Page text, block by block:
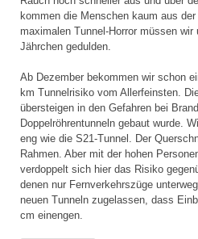
kommen die Menschen kaum aus
maximalen Tunnel-Horror müssen
Jährchen gedulden.
Ab Dezember bekommen wir schon
km Tunnelrisiko vom Allerfeinsten.
übersteigen in den Gefahren bei
Doppelröhrentunneln gebaut wurde.
eng wie die S21-Tunnel. Der
Rahmen. Aber mit der hohen
verdoppelt sich hier das Risiko
denen nur Fernverkehrszüge
neuen Tunneln zugelassen, dass
cm einengen.